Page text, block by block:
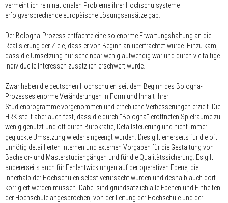
vermeintlich rein nationalen Probleme ihrer Hochschulsysteme
erfolgversprechende europäische Lösungsansätze gab.
Der Bologna-Prozess entfachte eine so enorme Erwartungshaltung an die
Realisierung der Ziele, dass er von Beginn an überfrachtet wurde. Hinzu kam,
dass die Umsetzung nur scheinbar wenig aufwendig war und durch vielfältige
individuelle Interessen zusätzlich erschwert wurde.
Zwar haben die deutschen Hochschulen seit dem Beginn des Bologna-
Prozesses enorme Veränderungen in Form und Inhalt ihrer
Studienprogramme vorgenommen und erhebliche Verbesserungen erzielt. Die
HRK stellt aber auch fest, dass die durch "Bologna" eröffneten Spielräume zu
wenig genutzt und oft durch Bürokratie, Detailsteuerung und nicht immer
geglückte Umsetzung wieder eingeengt wurden. Dies gilt einerseits für die oft
unnötig detaillierten internen und externen Vorgaben für die Gestaltung von
Bachelor- und Masterstudiengängen und für die Qualitätssicherung. Es gilt
andererseits auch für Fehlentwicklungen auf der operativen Ebene, die
innerhalb der Hochschulen selbst verursacht wurden und deshalb auch dort
korrigiert werden müssen. Dabei sind grundsätzlich alle Ebenen und Einheiten
der Hochschule angesprochen, von der Leitung der Hochschule und der